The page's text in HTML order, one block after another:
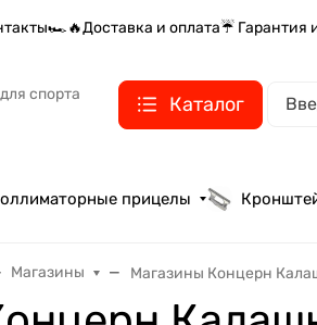
🏎️🔥Доставка и оплата☔ Гарантия
спорта
Каталог
прицелы
Магазины Магазины Концерн